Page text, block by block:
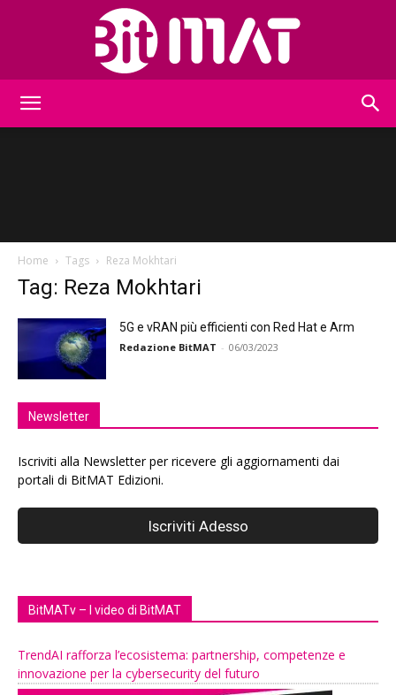
Home Tags Reza Mokhtari
Tag: Reza Mokhtari
5G e vRAN più efficienti con Red Hat e Arm
Redazione BitMAT - 06/03/2023
Newsletter
Iscriviti alla Newsletter per ricevere gli aggiornamenti dai
portali di BitMAT Edizioni.
BitMATv – I video di BitMAT
TrendAI rafforza l’ecosistema: partnership, competenze e
innovazione per la cybersecurity del futuro